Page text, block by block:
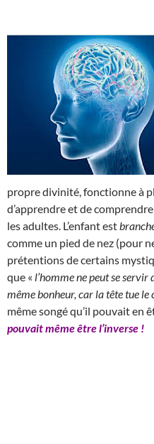
propre divinité, fonctionne à
d’apprendre et de
les adultes. L’enfant est
comme un pied de nez (pour
prétentions de certains
que « l’homme ne peut se
même bonheur, car la tête tue le
même songé qu’il pouvait en
pouvait même être l’inverse !